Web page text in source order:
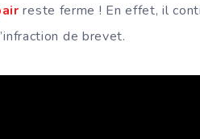
reste ferme ! En effet, il
de brevet.